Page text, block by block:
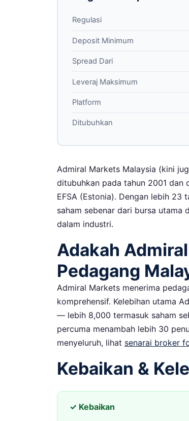
Regulasi
Deposit Minimum
Spread Dari
Leveraj Maksimum
Platform
Ditubuhkan
Admiral Markets Malaysia (kini
ditubuhkan pada tahun 2001 dan
EFSA (Estonia). Dengan lebih 23
saham sebenar dari bursa utama
dalam industri.
Adakah
Pedagang
Admiral Markets menerima
komprehensif. Kelebihan utama
— lebih 8,000 termasuk saham
percuma menambah lebih 30
menyeluruh, lihat senarai broker
Kebaikan &
✓ Kebaikan